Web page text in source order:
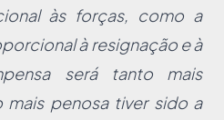
às forças, como a
à resignação e à
será tanto mais
mais penosa tiver sido a